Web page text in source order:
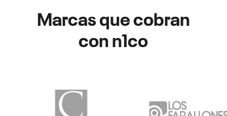
Marcas que cobran
con n1co